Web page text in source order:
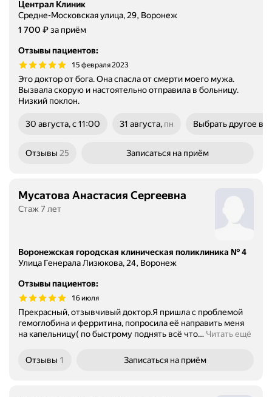
Централ Клиник
Средне-Московская улица, 29, Воронеж
Цена
1700
1 700 ₽за приём
Отзывы пациентов:
15 февраля 2023
Это доктор от бога. Она спасла от смерти моего мужа.
Вызвала скорую и настоятельно отправила в больницу.
Низкий поклон.
30 августа, с 11:00 31 августа, пн
Выбрать другое
Отзывы 25 Записаться на приём
Мусатова Анастасия Сергеевна
Стаж 7 лет
Воронежская городская клиническая поликлиника № 4
Улица Генерала Лизюкова, 24, Воронеж
Отзывы пациентов:
16 июля
Прекрасный, отзывчивый доктор.Я пришла с проблемой
гемоглобина и ферритина, попросила её направить меня
на капельницу( по быстрому поднять всё что… Читать ещё
Отзывы 1 Записаться на приём